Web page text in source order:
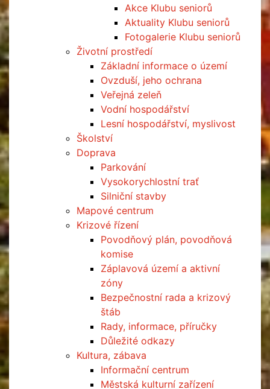
Akce Klubu seniorů
Aktuality Klubu seniorů
Fotogalerie Klubu seniorů
Životní prostředí
Základní informace o území
Ovzduší, jeho ochrana
Veřejná zeleň
Vodní hospodářství
Lesní hospodářství, myslivost
Školství
Doprava
Parkování
Vysokorychlostní trať
Silniční stavby
Mapové centrum
Krizové řízení
Povodňový plán, povodňová
komise
Záplavová území a aktivní
zóny
Bezpečnostní rada a krizový
štáb
Rady, informace, příručky
Důležité odkazy
Kultura, zábava
Informační centrum
Městská kulturní zařízení